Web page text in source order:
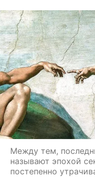
Между тем,
называют эпохой
постепенно